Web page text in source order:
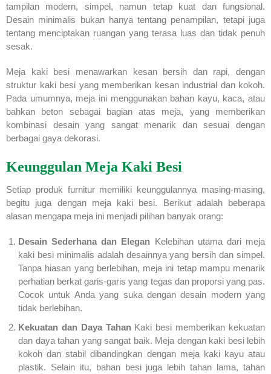
tampilan modern, simpel, namun tetap kuat dan fungsional.
Desain minimalis bukan hanya tentang penampilan, tetapi juga
tentang menciptakan ruangan yang terasa luas dan tidak penuh
sesak.
Meja kaki besi menawarkan kesan bersih dan rapi, dengan
struktur kaki besi yang memberikan kesan industrial dan kokoh.
Pada umumnya, meja ini menggunakan bahan kayu, kaca, atau
bahkan beton sebagai bagian atas meja, yang memberikan
kombinasi desain yang sangat menarik dan sesuai dengan
berbagai gaya dekorasi.
Keunggulan Meja Kaki Besi
Setiap produk furnitur memiliki keunggulannya masing-masing,
begitu juga dengan meja kaki besi. Berikut adalah beberapa
alasan mengapa meja ini menjadi pilihan banyak orang:
Desain Sederhana dan Elegan Kelebihan utama dari meja
kaki besi minimalis adalah desainnya yang bersih dan simpel.
Tanpa hiasan yang berlebihan, meja ini tetap mampu menarik
perhatian berkat garis-garis yang tegas dan proporsi yang pas.
Cocok untuk Anda yang suka dengan desain modern yang
tidak berlebihan.
Kekuatan dan Daya TahanKaki besi memberikan kekuatan
dan daya tahan yang sangat baik. Meja dengan kaki besi lebih
kokoh dan stabil dibandingkan dengan meja kaki kayu atau
plastik. Selain itu, bahan besi juga lebih tahan lama, tahan